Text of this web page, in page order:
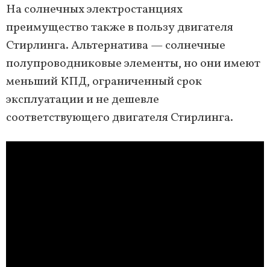
На солнечных электростанциях
преимущество также в пользу двигателя
Стирлинга. Альтернатива — солнечные
полупроводниковые элементы, но они имеют
меньший КПД, ограниченный срок
эксплуатации и не дешевле
соответствующего двигателя Стирлинга.